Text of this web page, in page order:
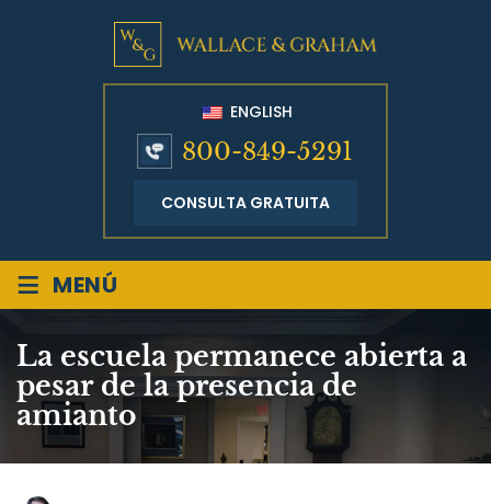
ENGLISH
800-849-5291
CONSULTA GRATUITA
≡ MENÚ
La escuela permanece abierta a
pesar de la presencia de
amianto